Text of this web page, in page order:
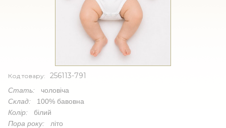
Код товару: 256113-791
Стать: чоловіча
Склад: 100% бавовна
Колір: білий
Пора року: літо